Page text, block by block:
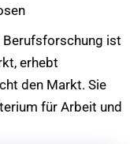
ist
erhebt
den Markt. Sie
für Arbeit und